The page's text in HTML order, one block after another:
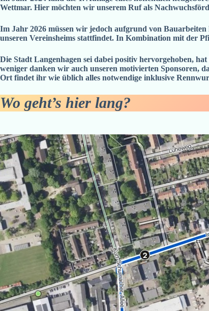
Wettmar. Hier möchten wir unserem Ruf als
Im Jahr 2026 müssen wir jedoch aufgrund von
unseren Vereinsheims stattfindet. In Kombination mit der
Die Stadt Langenhagen sei dabei positiv hervorgehoben,
weniger danken wir auch unseren motivierten Sponsoren,
Ort findet ihr wie üblich alles notwendige inklusive
Wo geht’s hier lang?